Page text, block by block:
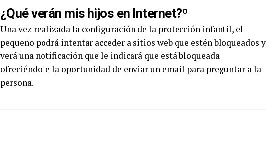
¿Qué verán mis hijos en Internet?º
Una vez realizada la configuración de la protección infantil, el
pequeño podrá intentar acceder a sitios web que estén bloqueados y
verá una notificación que le indicará que está bloqueada
ofreciéndole la oportunidad de enviar un email para preguntar a la
persona.